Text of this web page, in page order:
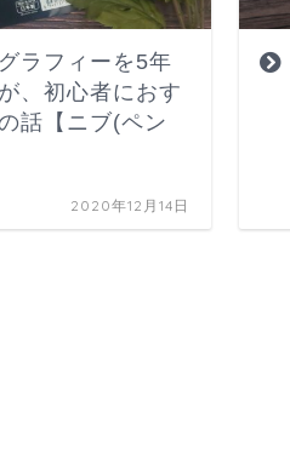
ラフィーを5年
、初心者におす
話【ニブ(ペン
2020年12月14日